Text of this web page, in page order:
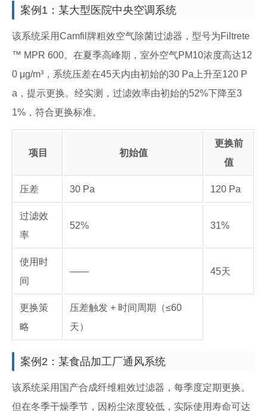
案例1：某大型医院中央空调系统
该系统采用Camfil牌粗效空气除菌过滤器，型号为Filtrete
™ MPR 600。在夏季高峰期，室外空气PM10浓度高达12
0 μg/m³，系统压差在45天内由初始的30 Pa上升至120 P
a，提示更换。经实测，过滤效率由初始的52%下降至3
1%，符合更换标准。
项目 初始值
更换前
值
压差 30 Pa 120 Pa
过滤效
率
52% 31%
使用时
间
—— 45天
更换策
略
压差触发 + 时间周期（≤60
天）
案例2：某食品加工厂通风系统
该系统采用国产合成纤维粗效过滤器，每季度定期更换。
但在冬季干燥季节，因粉尘浓度较低，实际使用寿命可达